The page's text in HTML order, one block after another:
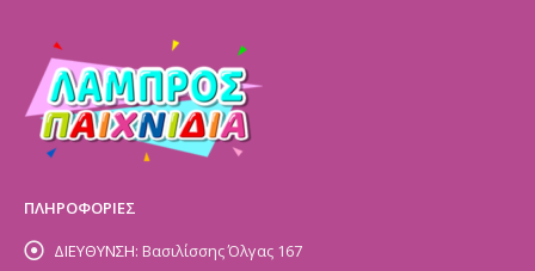
ΠΛΗΡΟΦΟΡΙΕΣ
ΔΙΕΥΘΥΝΣΗ: Βασιλίσσης Όλγας 167